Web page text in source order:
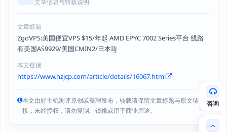
文章信息与转载说明
文章标题
ZgoVPS:美国便宜VPS $15/年起 AMD EPYC 7002 Series平台 线路
有美国AS9929/美国CMIN2/日本IIJ
本文链接
https://www.hzjcp.com/article/details/16067.html
本文由好主机测评原创或整理发布，转载请保留文章标题与原文链
接；未经授权，请勿复制、镜像或用于商业用途。
咨询